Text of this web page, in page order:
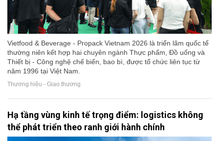
Vietfood & Beverage - Propack Vietnam 2026 là triển lãm quốc tế
thường niên kết hợp hai chuyên ngành Thực phẩm, Đồ uống và
Thiết bị - Công nghệ chế biến, bao bì, được tổ chức liên tục từ
năm 1996 tại Việt Nam.
Thương hiệu - Giao thương
Hạ tầng vùng kinh tế trọng điểm: logistics không
thể phát triển theo ranh giới hành chính